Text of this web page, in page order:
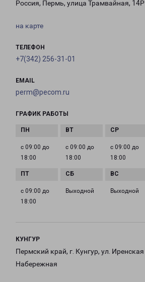
Россия, Пермь, улица Трамвайная, 14Р
на карте
ТЕЛЕФОН
+7(342) 256-31-01
EMAIL
perm@pecom.ru
ГРАФИК РАБОТЫ
с 09:00 до
18:00
с 09:00 до
18:00
с 09:00 до
18:00
с 09:00 до
18:00
Выходной Выходной
КУНГУР
Пермский край, г. Кунгур, ул. Иренская
Набережная